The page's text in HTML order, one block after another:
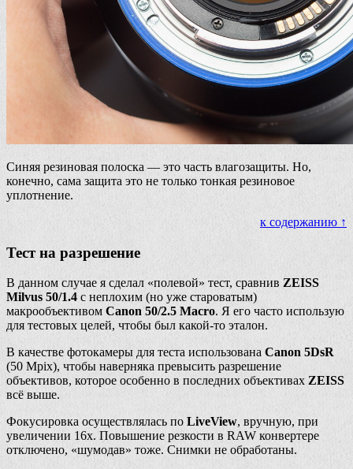
Синяя резиновая полоска — это часть влагозащиты. Но,
конечно, сама защита это не только тонкая резиновое
уплотнение.
к содержанию ↑
Тест на разрешение
В данном случае я сделал «полевой» тест, сравнив ZEISS
Milvus 50/1.4 с неплохим (но уже староватым)
макрообъективом Canon 50/2.5 Macro. Я его часто использую
для тестовых целей, чтобы был какой-то эталон.
В качестве фотокамеры для теста использована Canon 5DsR
(50 Mpix), чтобы наверняка превысить разрешение
объективов, которое особенно в последних объективах ZEISS
всё выше.
Фокусировка осуществлялась по LiveView, вручную, при
увеличении 16х. Повышение резкости в RAW конвертере
отключено, «шумодав» тоже. Снимки не обработаны.